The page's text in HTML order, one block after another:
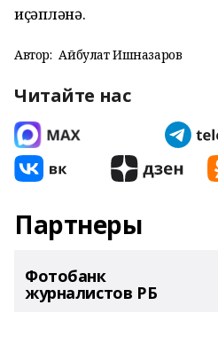
иҫәпләнә.
Автор: Айбулат Ишназаров
Читайте нас
Партнеры
Фотобанк
журналистов РБ